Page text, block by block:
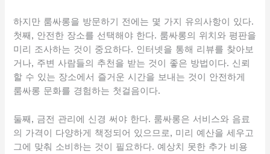
하지만 룸싸롱을 방문하기 전에는 몇 가지 유의사항이 있다.
첫째, 안전한 장소를 선택해야 한다. 룸싸롱의 위치와 평판을
미리 조사하는 것이 중요하다. 인터넷을 통해 리뷰를 찾아보
거나, 주변 사람들의 추천을 받는 것이 좋은 방법이다. 신뢰
할 수 있는 장소에서 즐거운 시간을 보내는 것이 안전하게
룸싸롱 문화를 경험하는 첫걸음이다.
둘째, 금전 관리에 신경 써야 한다. 룸싸롱은 서비스와 음료
의 가격이 다양하게 책정되어 있으므로, 미리 예산을 세우고
그에 맞춰 소비하는 것이 필요하다. 예상치 못한 추가 비용